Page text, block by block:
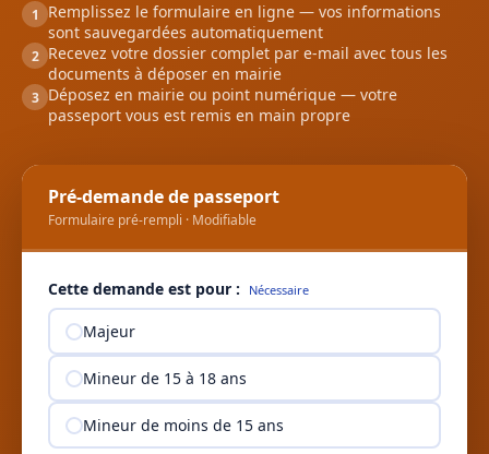
1
Remplissez le formulaire en ligne — vos informations
sont sauvegardées automatiquement
2 Recevez votre dossier complet par e-mail avec tous les
documents à déposer en mairie
3 Déposez en mairie ou point numérique — votre
passeport vous est remis en main propre
Pré-demande de passeport
Formulaire pré-rempli · Modifiable
Cette demande est pour : Nécessaire
Majeur
Mineur de 15 à 18 ans
Mineur de moins de 15 ans